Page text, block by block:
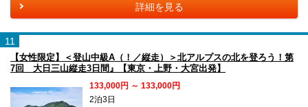
詳細を見る
11
【女性限定】＜登山中級A（！／縦走）＞北アルプスの北を登ろう！第
7回 大日三山縦走3日間』【東京・上野・大宮出発】
133,000円 ～ 133,000円
2泊3日